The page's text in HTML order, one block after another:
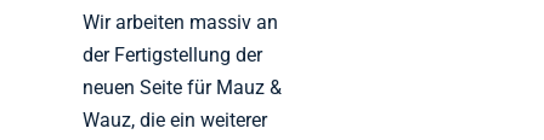
Wir arbeiten massiv an
der Fertigstellung der
neuen Seite für Mauz &
Wauz, die ein weiterer